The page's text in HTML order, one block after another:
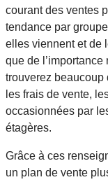
courant des ventes
tendance par
elles viennent et de
que de
trouverez beaucoup
les frais de vente,
occasionnées par
étagères.
Grâce à ces
un plan de vente